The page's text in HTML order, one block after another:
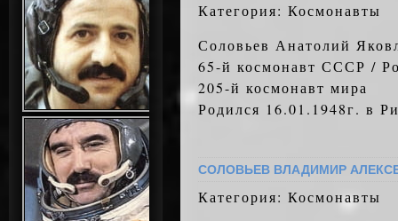
Категория: Космонавты
Соловьев Анатолий
65-й космонавт СССР /
205-й космонавт мира
Родился 16.01.1948г. в
СОЛОВЬЕВ ВЛАДИМИР
Категория: Космонавты